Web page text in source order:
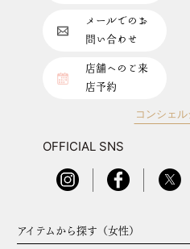
メールでのお
問い合わせ
店舗へのご来
店予約
コンシェ
OFFICIAL SNS
アイテムから探す（女性）